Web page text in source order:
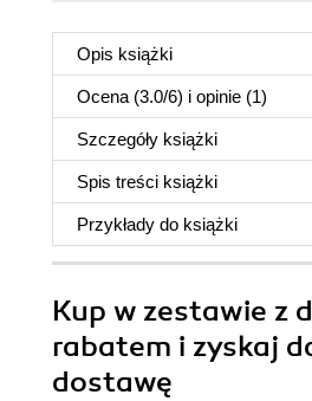
Opis książki
Ocena (3.0/6) i opinie (1)
Szczegóły książki
Spis treści książki
Przykłady do książki
Kup w zestawie z
rabatem i zyskaj
dostawę